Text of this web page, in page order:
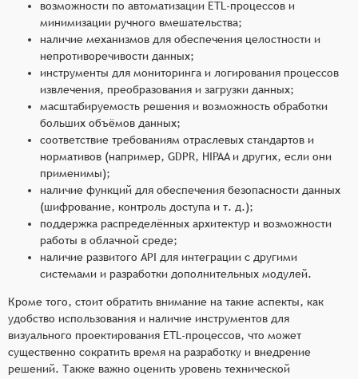
возможности по автоматизации ETL-процессов и
минимизации ручного вмешательства;
наличие механизмов для обеспечения целостности и
непротиворечивости данных;
инструменты для мониторинга и логирования процессов
извлечения, преобразования и загрузки данных;
масштабируемость решения и возможность обработки
больших объёмов данных;
соответствие требованиям отраслевых стандартов и
нормативов (например, GDPR, HIPAA и других, если они
применимы);
наличие функций для обеспечения безопасности данных
(шифрование, контроль доступа и т. д.);
поддержка распределённых архитектур и возможности
работы в облачной среде;
наличие развитого API для интеграции с другими
системами и разработки дополнительных модулей.
Кроме того, стоит обратить внимание на такие аспекты, как
удобство использования и наличие инструментов для
визуального проектирования ETL-процессов, что может
существенно сократить время на разработку и внедрение
решений. Также важно оценить уровень технической